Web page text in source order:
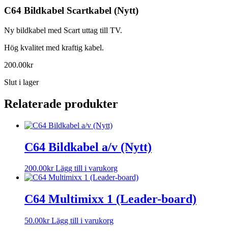
C64 Bildkabel Scartkabel (Nytt)
Ny bildkabel med Scart uttag till TV.
Hög kvalitet med kraftig kabel.
200.00kr
Slut i lager
Relaterade produkter
C64 Bildkabel a/v (Nytt)
200.00kr Lägg till i varukorg
C64 Multimixx 1 (Leader-board)
50.00kr Lägg till i varukorg